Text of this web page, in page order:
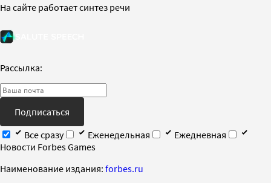
На сайте работает синтез речи
Рассылка:
Подписаться
Все сразу
Еженедельная
Ежедневная
Новости Forbes Games
Наименование издания: forbes.ru